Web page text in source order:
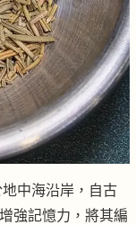
中海沿岸，自古
強記憶力，將其編